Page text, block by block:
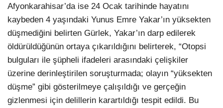
Afyonkarahisar’da ise 24 Ocak tarihinde hayatını
kaybeden 4 yaşındaki Yunus Emre Yakar’ın yüksekten
düşmediğini belirten Gürlek, Yakar’ın darp edilerek
öldürüldüğünün ortaya çıkarıldığını belirterek, “Otopsi
bulguları ile şüpheli ifadeleri arasındaki çelişkiler
üzerine derinleştirilen soruşturmada; olayın “yüksekten
düşme” gibi gösterilmeye çalışıldığı ve gerçeğin
gizlenmesi için delillerin karartıldığı tespit edildi. Bu